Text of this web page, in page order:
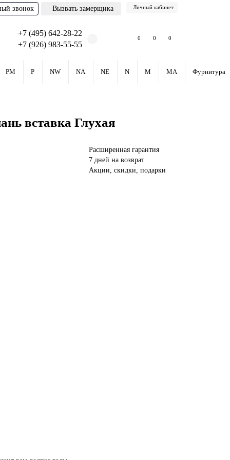
звонок Вызвать замерщика Личный кабинет
+7 (495) 642-28-22
+7 (926) 983-55-55
0 0 0
PM P NW NA NE N M MA Фурнитура
вставка Глухая
Расширенная гарантия
7 дней на возврат
Акции, скидки, подарки